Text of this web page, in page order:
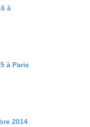
à
à Paris
2014